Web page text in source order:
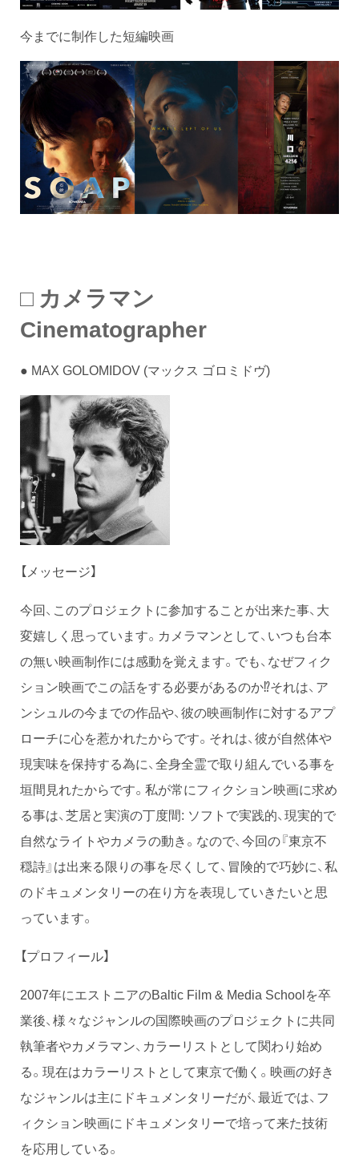
今までに制作した短編映画
□ カメラマン
Cinematographer
● MAX GOLOMIDOV (マックス ゴロミドヴ)
【メッセージ】
今回、このプロジェクトに参加することが出来た事、大
変嬉しく思っています。カメラマンとして、いつも台本
の無い映画制作には感動を覚えます。でも、なぜフィク
ション映画でこの話をする必要があるのか⁉︎それは、ア
ンシュルの今までの作品や、彼の映画制作に対するアプ
ローチに心を惹かれたからです。それは、彼が自然体や
現実味を保持する為に、全身全霊で取り組んでいる事を
垣間見れたからです。私が常にフィクション映画に求め
る事は、芝居と実演の丁度間: ソフトで実践的、現実的で
自然なライトやカメラの動き。なので、今回の『東京不
穏詩』は出来る限りの事を尽くして、冒険的で巧妙に、私
のドキュメンタリーの在り方を表現していきたいと思
っています。
【プロフィール】
2007年にエストニアのBaltic Film & Media Schoolを卒
業後、様々なジャンルの国際映画のプロジェクトに共同
執筆者やカメラマン、カラーリストとして関わり始め
る。現在はカラーリストとして東京で働く。映画の好き
なジャンルは主にドキュメンタリーだが、最近では、フ
ィクション映画にドキュメンタリーで培って来た技術
を応用している。